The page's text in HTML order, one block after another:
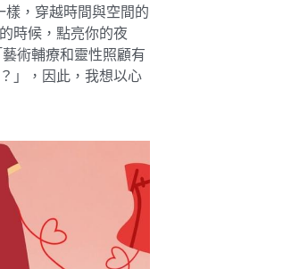
樣，穿越時間與空間的
時候，點亮你的夜
術輔療和靈性照顧有
」，因此，我想以心